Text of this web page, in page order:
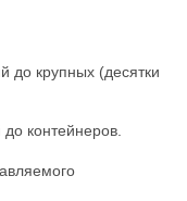
до крупных (десятки
контейнеров.